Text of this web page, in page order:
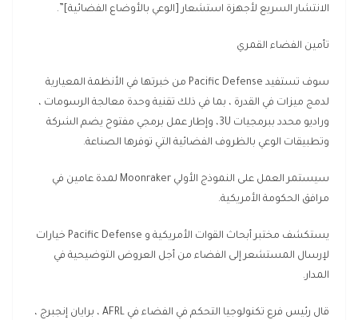
الانتشار السريع لأجهزة استشعار [الوعي بالأوضاع الفضائية]”.
تأمين الفضاء القمري
سوف تستفيد Pacific Defense من خبرتها في الأنظمة المعيارية
لدمج ميزات في القدرة ، بما في ذلك تقنية وحدة معالجة الرسومات ،
وراديو محدد ببرمجيات 3U، وإطار عمل برمجي مفتوح يضم الشركة
وتطبيقات الوعي بالظروف الفضائية التي توفرها الصناعة.
سيستمر العمل على النموذج الأولي Moonraker لمدة عامين في
مرافق الحكومة الأمريكية.
يستكشف مختبر أبحاث القوات الأمريكية و Pacific Defense خيارات
لإرسال المستشعر إلى الفضاء من أجل العروض التوضيحية في
المدار.
قال رئيس فرع تكنولوجيا التحكم في الفضاء في AFRL ، برايان إنجبرج ،